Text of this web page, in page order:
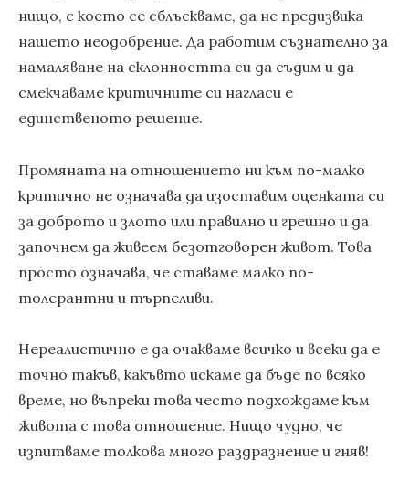
нищо, с което се сблъскваме, да не предизвика
нашето неодобрение. Да работим съзнателно за
намаляване на склонността си да съдим и да
смекчаваме критичните си нагласи е
единственото решение.
Промяната на отношението ни към по-малко
критично не означава да изоставим оценката си
за доброто и злото или правилно и грешно и да
започнем да живеем безотговорен живот. Това
просто означава, че ставаме малко по-
толерантни и търпеливи.
Нереалистично е да очакваме всичко и всеки да е
точно такъв, какъвто искаме да бъде по всяко
време, но въпреки това често подхождаме към
живота с това отношение. Нищо чудно, че
изпитваме толкова много раздразнение и гняв!